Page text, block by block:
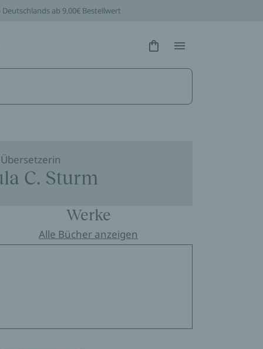
ab 9,00€ Bestellwert
Hidden Text
Hidden Text
Übersetzerin
C. Sturm
Werke
Alle Bücher anzeigen